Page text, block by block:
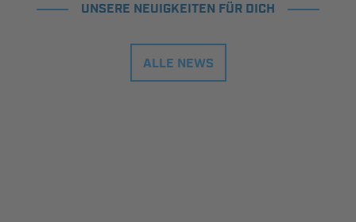
UNSERE NEUIGKEITEN FÜR DICH
ALLE NEWS